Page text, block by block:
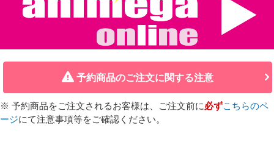
予約商品のご注文に関する注意
※ 予約商品をご注文されるお客様は、ご注文前に必ずこちらのペ
ージにて注意事項等をご確認ください。